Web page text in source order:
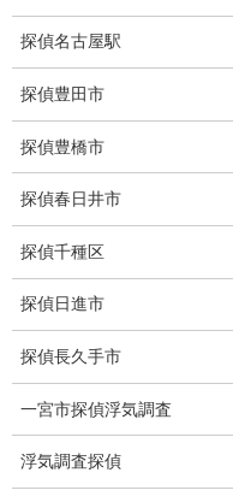
所在確認調査
調査料金
猫の捜索調査料金
報告書サンプル
調査事例
お礼の言葉
Q&A
探偵名古屋駅
探偵豊田市
探偵豊橋市
探偵春日井市
探偵千種区
探偵日進市
探偵長久手市
一宮市探偵浮気調査
浮気調査探偵